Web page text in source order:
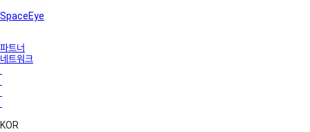
SpaceEye
파트너
네트워크
KOR